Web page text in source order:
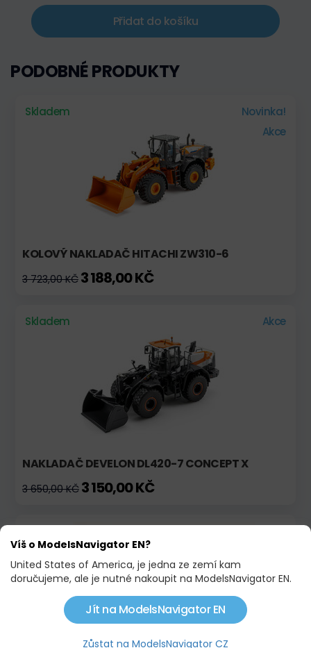
Přidat do košíku
PODOBNÉ PRODUKTY
Skladem
Novinka!
Akce
KOLOVÝ NAKLADAČ HITACHI ZW310-6
3 723,00 KČ 3 188,00 KČ
Skladem Akce
NAKLADAČ DEVELON DL420-7 CONCEPT X
3 650,00 KČ 3 150,00 KČ
Víš o ModelsNavigator EN?
United States of America, je jedna ze zemí kam
doručujeme, ale je nutné nakoupit na ModelsNavigator EN.
Jít na ModelsNavigator EN
Zůstat na ModelsNavigator CZ